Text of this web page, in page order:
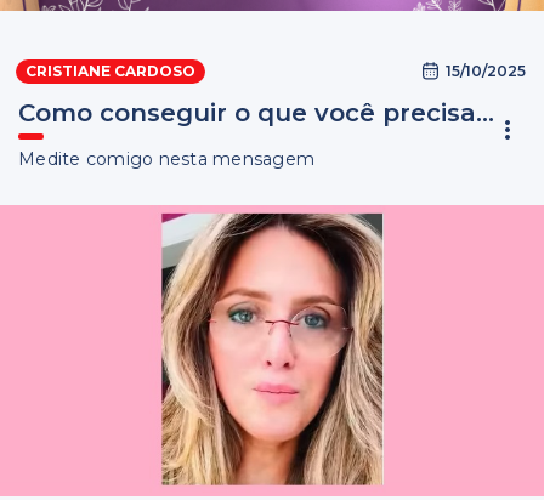
CRISTIANE CARDOSO 15/10/2025
Como conseguir o que você precisa...
Medite comigo nesta mensagem